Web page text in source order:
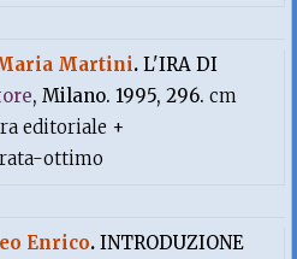
Martini.L'IRA DI
, Milano. 1995, 296.cm
editoriale +
ottimo
Enrico.INTRODUZIONE